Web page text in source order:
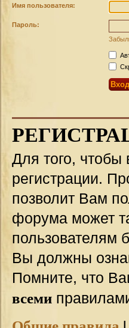
Имя пользователя:
Пароль:
Для того,
регистрации.
позволит Вам
форума может
пользователям
Вы должны
Помните, что
всеми